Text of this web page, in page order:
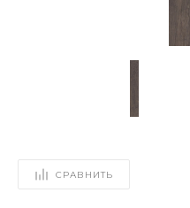
СРАВНИТЬ